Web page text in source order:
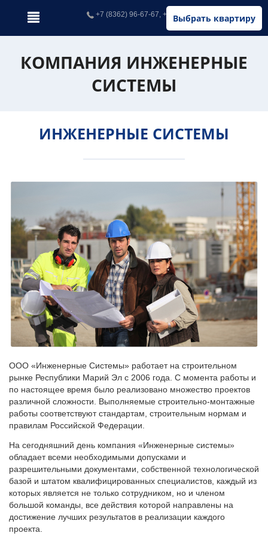
Выбрать квартиру
+7 (8362) 96-67-67, +7 (902) 326-67-67
КОМПАНИЯ ИНЖЕНЕРНЫЕ
СИСТЕМЫ
ИНЖЕНЕРНЫЕ СИСТЕМЫ
ООО «Инженерные Системы» работает на строительном
рынке Республики Марий Эл с 2006 года. С момента работы и
по настоящее время было реализовано множество проектов
различной сложности. Выполняемые строительно-монтажные
работы соответствуют стандартам, строительным нормам и
правилам Российской Федерации.
На сегодняшний день компания «Инженерные системы»
обладает всеми необходимыми допусками и
разрешительными документами, собственной технологической
базой и штатом квалифицированных специалистов, каждый из
которых является не только сотрудником, но и членом
большой команды, все действия которой направлены на
достижение лучших результатов в реализации каждого
проекта.